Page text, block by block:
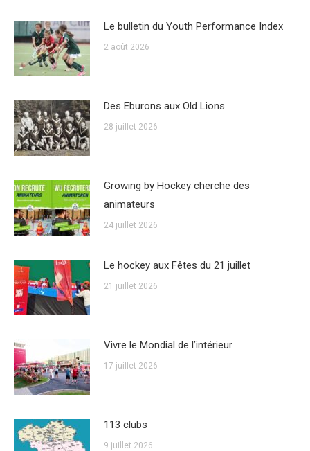
Le bulletin du Youth Performance Index
2 août 2026
Des Eburons aux Old Lions
28 juillet 2026
Growing by Hockey cherche des
animateurs
24 juillet 2026
Le hockey aux Fêtes du 21 juillet
21 juillet 2026
Vivre le Mondial de l’intérieur
17 juillet 2026
113 clubs
9 juillet 2026